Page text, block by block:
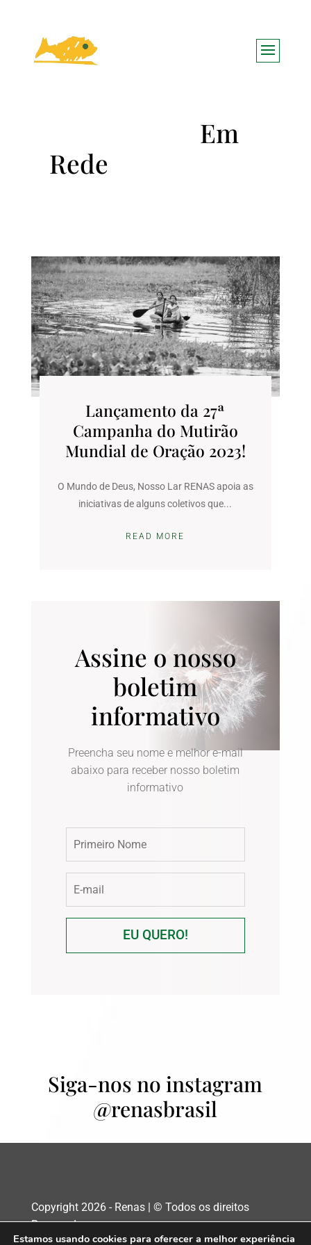
Lançamento da 27ª
Campanha do Mutirão
Mundial de Oração 2023!
O Mundo de Deus, Nosso Lar RENAS apoia as
iniciativas de alguns coletivos que...
READ MORE
Assine o nosso
boletim
informativo
Preencha seu nome e melhor e-mail
abaixo para receber nosso boletim
informativo
EU QUERO!
Siga-nos no instagram
@renasbrasil
Copyright 2026 - Renas | © Todos os direitos
Reservados
Estamos usando cookies para oferecer a melhor experiência